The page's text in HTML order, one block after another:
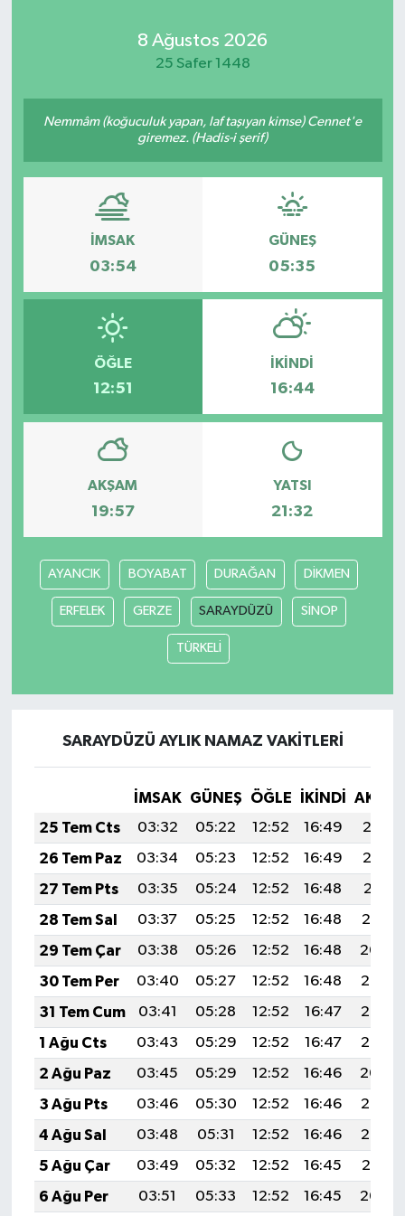
8 Ağustos 2026
25 Safer 1448
Nemmâm (koğuculuk yapan, laf taşıyan kimse) Cennet'e
giremez. (Hadis-i şerif)
İMSAK
03:54
GÜNEŞ
05:35
ÖĞLE
12:51
İKINDI
16:44
AKŞAM
19:57
YATSI
21:32
AYANCIK BOYABAT DURAĞAN DİKMEN
ERFELEK GERZE SARAYDÜZÜ SİNOP
TÜRKELİ
SARAYDÜZÜ AYLIK NAMAZ VAKITLERI
İMSAK GÜNEŞ ÖĞLE İKINDI
25 Tem Cts
03:32 05:22 12:52 16:49
20:13
26 Tem Paz
03:34 05:23 12:52 16:49
20:12
27 Tem Pts
03:35 05:24 12:52 16:48
20:11
28 Tem Sal
03:37 05:25 12:52 16:48
20:10
29 Tem Çar
03:38 05:26 12:52 16:48
20:09
30 Tem Per
03:40 05:27 12:52 16:48
20:08
31 Tem Cum
03:41 05:28 12:52 16:47
20:07
1 Ağu Cts
03:43 05:29 12:52 16:47
20:06
2 Ağu Paz
03:45 05:29 12:52 16:46
20:04
3 Ağu Pts
03:46 05:30 12:52 16:46
20:03
4 Ağu Sal
03:48 05:31 12:52 16:46
20:02
5 Ağu Çar
03:49 05:32 12:52 16:45
20:01
6 Ağu Per
03:51 05:33 12:52 16:45
20:00
Yaşam